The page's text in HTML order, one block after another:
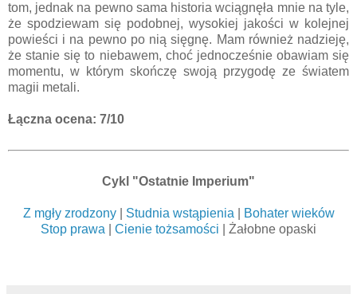
tom, jednak na pewno sama historia wciągnęła mnie na tyle,
że spodziewam się podobnej, wysokiej jakości w kolejnej
powieści i na pewno po nią sięgnę. Mam również nadzieję,
że stanie się to niebawem, choć jednocześnie obawiam się
momentu, w którym skończę swoją przygodę ze światem
magii metali.
Łączna ocena: 7/10
Cykl "Ostatnie Imperium"
Z mgły zrodzony| Studnia wstąpienia
Bohater wieków
Stop prawa
Cienie tożsamości | Żałobne opaski